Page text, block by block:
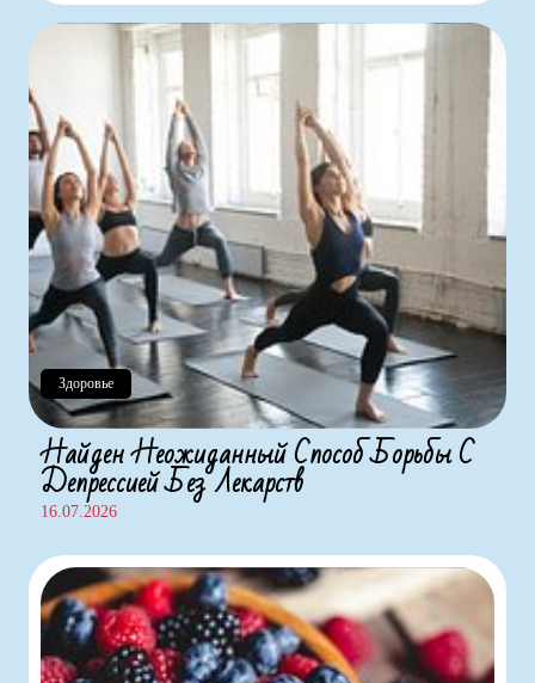
Здоровье
Найден Неожиданный Способ Борьбы С
Депрессией Без Лекарств
16.07.2026